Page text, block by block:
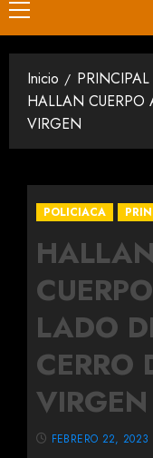
Menú
principal
Inicio
PRINCIPAL
HALLAN CUERPO
VIRGEN
POLICIACA
HALLAN
LADO
CERRO
VIRGEN
FEBRERO 22, 2023